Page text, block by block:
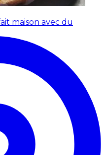
maison avec du